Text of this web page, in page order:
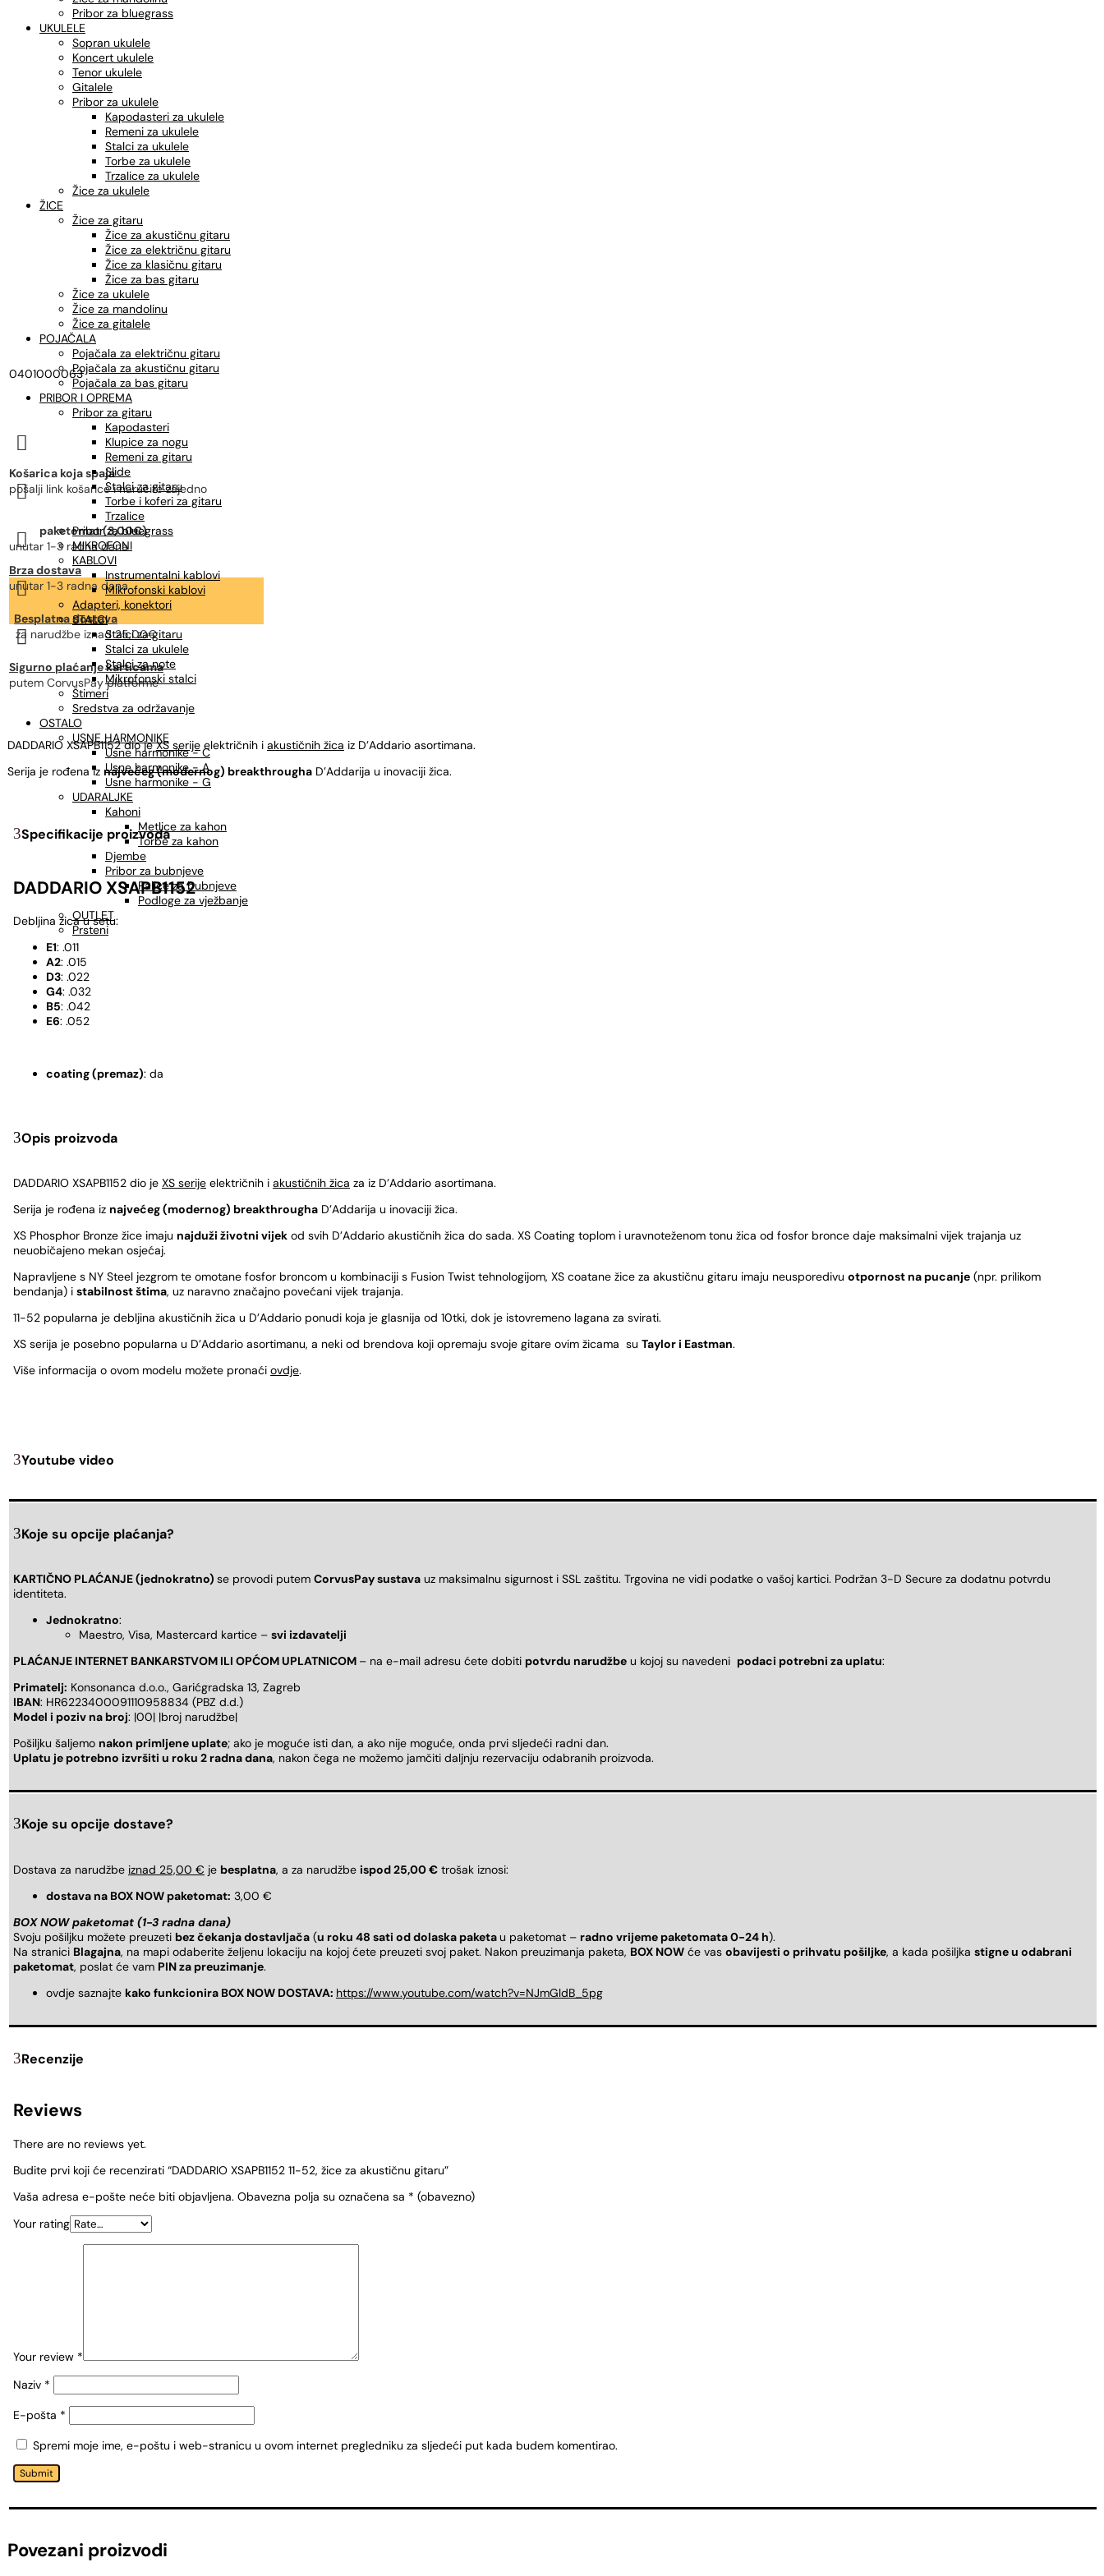
Pribor za bluegrass
UKULELE
Sopran ukulele
Koncert ukulele
Tenor ukulele
Gitalele
Pribor za ukulele
Kapodasteri za ukulele
Remeni za ukulele
Stalci za ukulele
Torbe za ukulele
Trzalice za ukulele
Žice za ukulele
ŽICE
Žice za gitaru
Žice za akustičnu gitaru
Žice za električnu gitaru
Žice za klasičnu gitaru
Žice za bas gitaru
Žice za ukulele
Žice za mandolinu
Žice za gitalele
POJAČALA
Pojačala za električnu gitaru
Pojačala za akustičnu gitaru
Pojačala za bas gitaru
PRIBOR I OPREMA
Pribor za gitaru
Kapodasteri
Klupice za nogu
Remeni za gitaru
Slide
Stalci za gitaru
Torbe i koferi za gitaru
Trzalice
Pribor za bluegrass
MIKROFONI
KABLOVI
Instrumentalni kablovi
Mikrofonski kablovi
Adapteri, konektori
STALCI
Stalci za gitaru
Stalci za ukulele
Stalci za note
Mikrofonski stalci
Štimeri
Sredstva za održavanje
OSTALO
USNE HARMONIKE
Usne harmonike - C
Usne harmonike - A
Usne harmonike - G
UDARALJKE
Kahoni
Metlice za kahon
Torbe za kahon
Djembe
Pribor za bubnjeve
Palice za bubnjeve
Podloge za vježbanje
OUTLET
Prsteni
0401000063

Košarica koja spaja
pošalji link košarice i naručite zajedno

paketomat (3,00€)
unutar 1-3 radna dana

Brza dostava
unutar 1-3 radna dana

Besplatna dostava
za narudžbe iznad 25,00€

Sigurno plaćanje karticama
putem CorvusPay platforme
DADDARIO XSAPB1152 dio jeXS serije električnih i akustičnih žica iz D’Addario asortimana.
Serija je rođena iz najvećeg (modernog) breakthrougha D’Addarija u inovaciji žica.
Specifikacije proizvoda
DADDARIO XSAPB1152
Debljina žica u setu:
E1: .011
A2: .015
D3: .022
G4: .032
B5: .042
E6: .052
coating (premaz): da
Opis proizvoda
DADDARIO XSAPB1152 dio je XS serije električnih i akustičnih žica za iz D’Addario asortimana.
Serija je rođena iz najvećeg (modernog) breakthrougha D’Addarija u inovaciji žica.
XS Phosphor Bronze žice imaju najduži životni vijek od svih D’Addario akustičnih žica do sada. XS Coating toplom i uravnoteženom tonu žica od fosfor bronce daje maksimalni vijek trajanja uz
neuobičajeno mekan osjećaj.
Napravljene s NY Steel jezgrom te omotane fosfor broncom u kombinaciji s Fusion Twist tehnologijom, XS coatane žice za akustičnu gitaru imaju neusporedivu otpornost na pucanje (npr. prilikom
bendanja) i stabilnost štima, uz naravno značajno povećani vijek trajanja.
11-52 popularna je debljina akustičnih žica u D’Addario ponudi koja je glasnija od 10tki, dok je istovremeno lagana za svirati.
XS serija je posebno popularna u D’Addario asortimanu, a neki od brendova koji opremaju svoje gitare ovim žicama su Taylor i Eastman.
Više informacija o ovom modelu možete pronaći ovdje.
Youtube video
Koje su opcije plaćanja?
KARTIČNO PLAĆANJE (jednokratno) se provodi putem CorvusPay sustava uz maksimalnu sigurnost i SSL zaštitu. Trgovina ne vidi podatke o vašoj kartici. Podržan 3-D Secure za dodatnu potvrdu
identiteta.
Jednokratno:
Maestro, Visa, Mastercard kartice – svi izdavatelji
PLAĆANJE INTERNET BANKARSTVOM ILI OPĆOM UPLATNICOM – na e-mail adresu ćete dobiti potvrdu narudžbe u kojoj su navedeni podaci potrebni za uplatu:
Primatelj: Konsonanca d.o.o., Garićgradska 13, Zagreb
IBAN: HR6223400091110958834 (PBZ d.d.)
Model i poziv na broj: |00| |broj narudžbe|
Pošiljku šaljemo nakon primljene uplate; ako je moguće isti dan, a ako nije moguće, onda prvi sljedeći radni dan.
Uplatu je potrebno izvršiti u roku 2 radna dana, nakon čega ne možemo jamčiti daljnju rezervaciju odabranih proizvoda.
Koje su opcije dostave?
Dostava za narudžbe iznad 25,00 € je besplatna, a za narudžbe ispod 25,00 € trošak iznosi:
dostava na BOX NOW paketomat: 3,00 €
BOX NOW paketomat (1-3 radna dana)
Svoju pošiljku možete preuzeti bez čekanja dostavljača (u roku 48 sati od dolaska paketau paketomat – radno vrijeme paketomata 0-24 h).
Na stranici Blagajna, na mapi odaberite željenu lokaciju na kojoj ćete preuzeti svoj paket. Nakon preuzimanja paketa, BOX NOW će vas obavijesti o prihvatu pošiljke, a kada pošiljka stigne u odabrani
paketomat, poslat će vam PIN za preuzimanje.
ovdje saznajte kako funkcionira BOX NOW DOSTAVA: https://www.youtube.com/watch?v=NJmGldB_5pg
Recenzije
Reviews
There are no reviews yet.
Budite prvi koji će recenzirati “DADDARIO XSAPB1152 11-52, žice za akustičnu gitaru”
Vaša adresa e-pošte neće biti objavljena. Obavezna polja su označena sa * (obavezno)
Your rating
Your review *
Naziv *
E-pošta *
Spremi moje ime, e-poštu i web-stranicu u ovom internet pregledniku za sljedeći put kada budem komentirao.
Submit
Povezani proizvodi